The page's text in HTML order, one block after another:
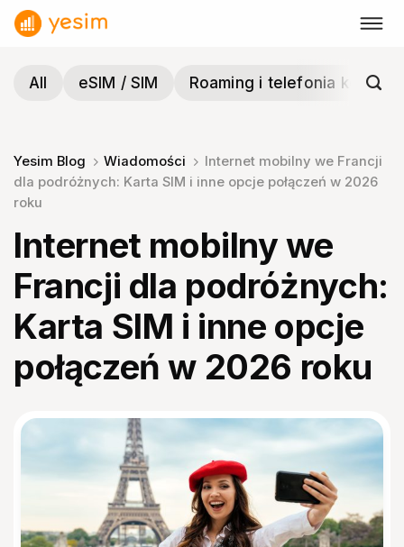
Przewiń
do
All
eSIM / SIM Roaming i telefonia
Yesim Blog Wiadomości
Internet mobilny we Francji
dla podróżnych: Karta SIM i inne opcje połączeń w 2026
roku
Internet mobilny we
Francji dla podróżnych:
Karta SIM i inne opcje
połączeń w 2026 roku